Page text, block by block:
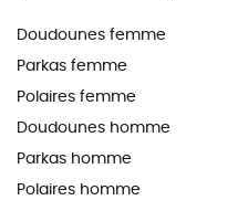
Doudounes femme
Parkas femme
Polaires femme
Doudounes homme
Parkas homme
Polaires homme